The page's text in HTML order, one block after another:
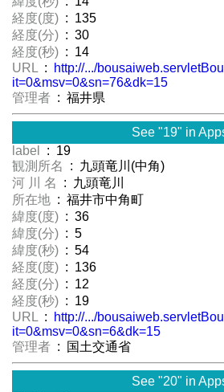
経度(度) : 135
経度(分) : 30
経度(秒) : 14
URL :
http://.../
it=0&msv=0&sn=76&dk=15
管理者 : 福井県
See "19" in
label
: 19
観測所名
: 九頭竜川(中角)
河 川 名
: 九頭竜川
所在地 : 福井市中角町
緯度(度) : 36
緯度(分) : 5
緯度(秒) : 54
経度(度) : 136
経度(分) : 12
経度(秒) : 19
URL :
http://.../
it=0&msv=0&sn=6&dk=15
管理者 : 国土交通省
See "20" in